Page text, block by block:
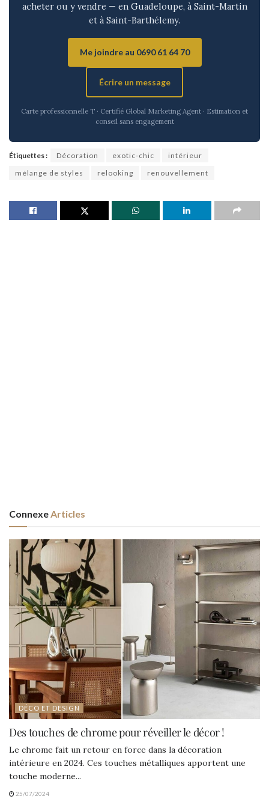
acheter ou y vendre — en Guadeloupe, à Saint-Martin
et à Saint-Barthélemy.
Me joindre au 0690 61 64 70
Écrire un message
Carte professionnelle T · Certifié Global Marketing Agent · Estimation et
conseil sans engagement
Étiquettes : Décoration exotic-chic
intérieur
mélange de styles
relooking renouvellement
ConnexeArticles
DÉCO ET DESIGN
Des touches de chrome pour réveiller le décor !
Le chrome fait un retour en force dans la décoration
intérieure en 2024. Ces touches métalliques apportent une
touche moderne...
25/07/2024